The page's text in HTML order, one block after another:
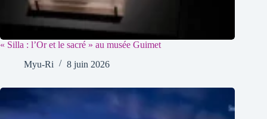
« Silla : l’Or et le sacré » au musée Guimet
Myu-Ri
8 juin 2026